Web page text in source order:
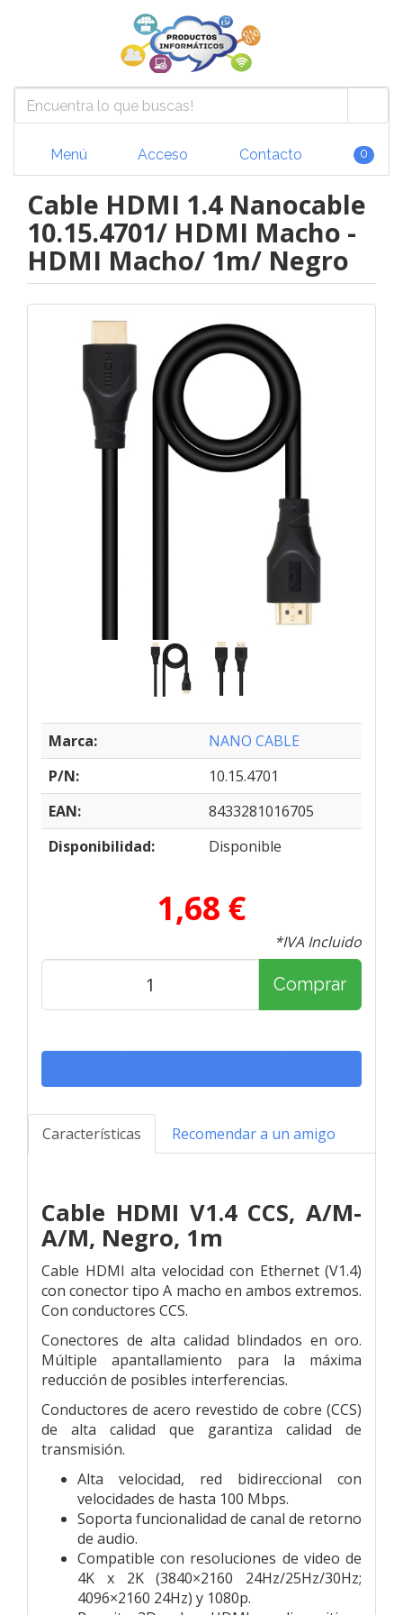
Menú Acceso Contacto 0
Cable HDMI 1.4 Nanocable
10.15.4701/ HDMI Macho -
HDMI Macho/ 1m/ Negro
Marca:
NANO CABLE
P/N:
10.15.4701
EAN:
8433281016705
Disponibilidad:
Disponible
1,68 €
*IVA Incluido
Comprar
Características Recomendar a un amigo
Cable HDMI V1.4 CCS, A/M-
A/M, Negro, 1m
Cable HDMI alta velocidad con Ethernet (V1.4)
con conector tipo A macho en ambos extremos.
Con conductores CCS.
Conectores de alta calidad blindados en oro.
Múltiple apantallamiento para la máxima
reducción de posibles interferencias.
Conductores de acero revestido de cobre (CCS)
de alta calidad que garantiza calidad de
transmisión.
Alta velocidad, red bidireccional con
velocidades de hasta 100 Mbps.
Soporta funcionalidad de canal de retorno
de audio.
Compatible con resoluciones de video de
4K x 2K (3840×2160 24Hz/25Hz/30Hz;
4096×2160 24Hz) y 1080p.